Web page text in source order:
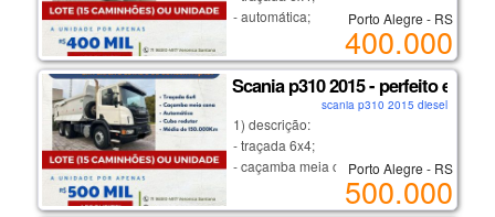
- automática;
- média de 350.000km.
2) condições de pagamento:
- tenho 15 unidades de scania p310
disponíveis para venda, todas em
perfeito estado de conservação;
- lote ou a unidade;
- documentação em dia;
Porto Alegre - RS
400.000
Scania p310 2015 - perfeito
scania p310 2015 diesel
1) descrição:
- traçada 6x4;
- caçamba meia cana;
- cubo redutor;
Porto Alegre - RS
500.000